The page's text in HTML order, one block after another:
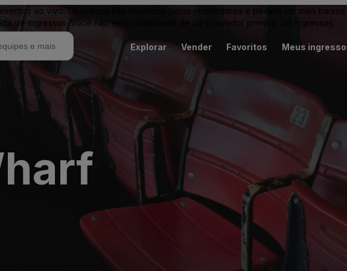
ao vivo. Os preços são definidos pelos vendedores e podem ser mais baixos
de ingressos. Você não está comprando de um provedor primário de ingressos.
Explorar Vender Favoritos Meus